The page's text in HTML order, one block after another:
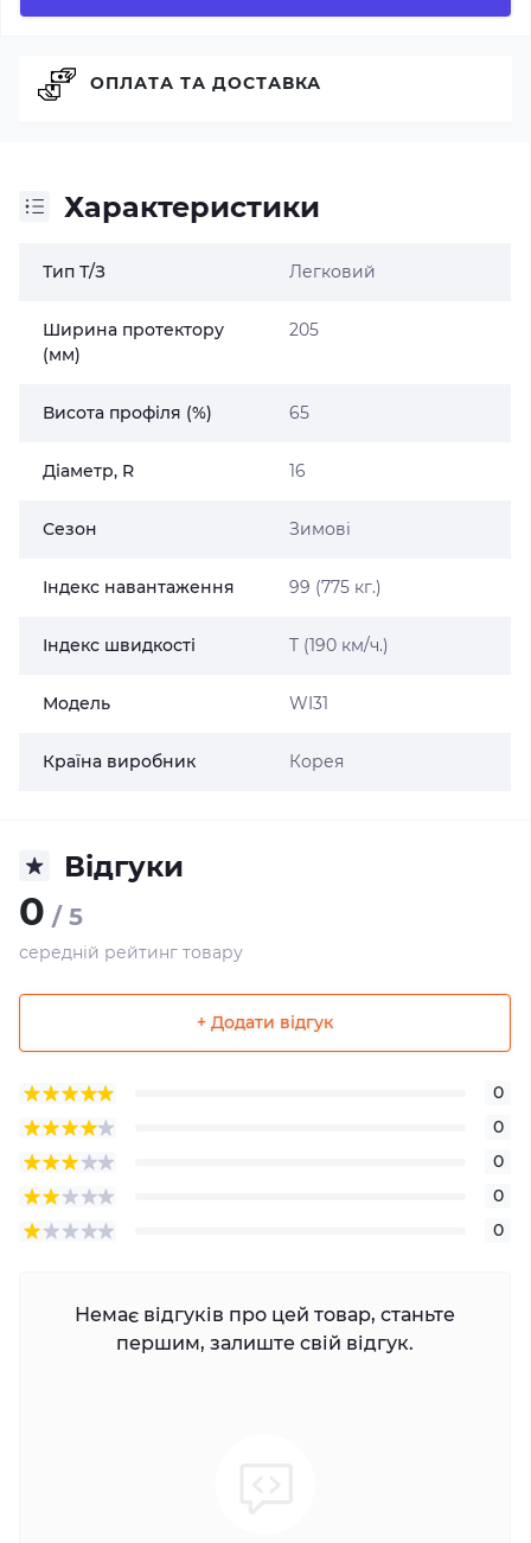
Характеристики
Тип Т/З Легковий
Ширина протектору
(мм)
205
Висота профіля (%) 65
Діаметр, R 16
Сезон Зимові
Індекс навантаження 99 (775 кг.)
Індекс швидкості T (190 км/ч.)
Модель WI31
Країна виробник Корея
Відгуки
0 / 5
середній рейтинг товару
+ Додати відгук
0
0
0
0
0
Немає відгуків про цей товар, станьте
першим, залиште свій відгук.
ОПЛАТА ТА ДОСТАВКА